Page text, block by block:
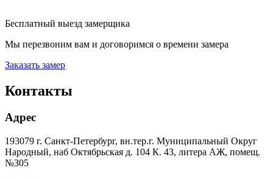
Бесплатный выезд замерщика
Мы перезвоним вам и договоримся о времени замера
Заказать замер
Контакты
Адрес
193079 г. Санкт-Петербург, вн.тер.г. Муниципальный Округ
Народный, наб Октябрьская д. 104 К. 43, литера АЖ, помещ.
№305